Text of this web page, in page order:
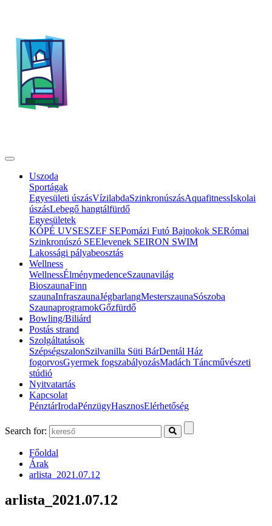
Uszoda
Sportágak
Egyesületi úszásVízilabdaSzinkronúszásAquafitnessIskolai
úszásLebegő hangtálfürdő
Egyesületek
KÓPÉ UVSESZEF SEPomázi Futó Bajnokok SERómai
Szinkronúszó SEElevenek SEIRON SWIM
Lakossági pályabeosztás
Wellness
WellnessÉlménymedenceSzaunavilág
BioszaunaFinn
szaunaInfraszaunaJégbarlangMesterszaunaSószoba
SzaunaprogramokGőzfürdő
Bowling/Biliárd
Postás strand
Szolgáltatások
SzépségszalonSzilvanilla Süti BárDentál Ház
fogorvosGyermek fogszabályozásMadách Táncművészeti
stúdió
Nyitvatartás
Kapcsolat
PénztárIrodaPénzügyHasznosElérhetőség
Search for:
Főoldal
Árak
arlista_2021.07.12
arlista_2021.07.12